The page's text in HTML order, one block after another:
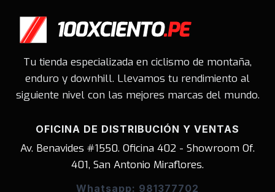
Tu tienda especializada en ciclismo de montaña,
enduro y downhill. Llevamos tu rendimiento al
siguiente nivel con las mejores marcas del mundo.
OFICINA DE DISTRIBUCIÓN Y VENTAS
Av. Benavides #1550. Oficina 402 - Showroom Of.
401, San Antonio Miraflores.
Whatsapp: 981377702